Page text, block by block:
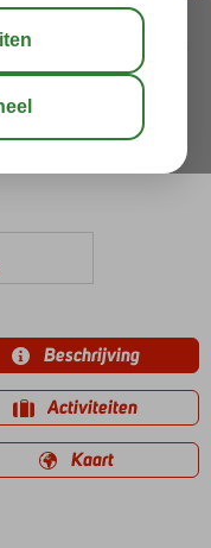
Beschrijving
Activiteiten
Kaart